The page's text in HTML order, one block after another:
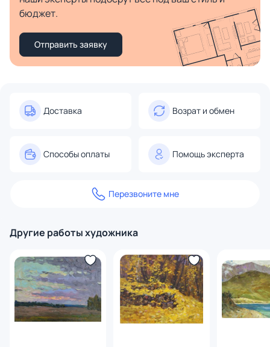
бюджет.
Отправить заявку
Доставка Возрат и обмен
Способы оплаты Помощь эксперта
Перезвоните мне
Другие работы художника